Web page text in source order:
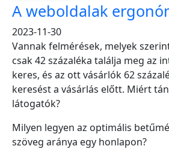
A weboldalak
2023-11-30
Vannakfelmérések, melyek
csak 42 százaléka találja meg az
keres, és az ott vásárlók 62
keresést a vásárlás előtt. Miért
látogatók?
Milyen legyen az optimális
szöveg aránya egy honlapon?